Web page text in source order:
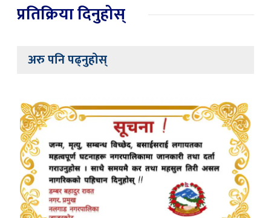
प्रतिक्रिया दिनुहोस्
अरु पनि पढ्नुहोस्